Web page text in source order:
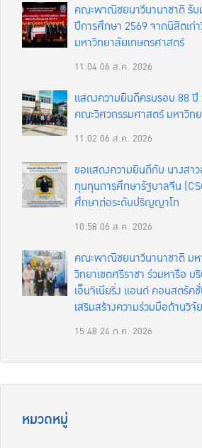
คณะพาณิชยนาวีนานาชาติ รับ
ปีการศึกษา 2569 จากนิสิตเก่
มหาวิทยาลัยเกษตรศาสตร์
11:0406 ส.ค. 2026
แสดงความยินดีครบรอบ 88
คณะวิศวกรรมศาสตร์ มหาวิท
11:02 06 ส.ค. 2026
ขอแสดงความยินดีกับ นางสา
ทุนทุนการศึกษารัฐบาลจีน
ศึกษาต่อระดับปริญญาโท
10:58 06 ส.ค. 2026
คณะพาณิชยนาวีนานาชาติ ม
วิทยาเขตศรีราชา ร่วมหารือ
เอ็นจิเนียริ่ง แอนด์ คอนสตรัค
เสริมสร้างความร่วมมือด้านวิ
15:48 24 ก.ค. 2026
หมวดหมู่